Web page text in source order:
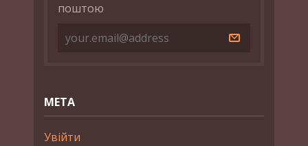
поштою
МЕТА
Увійти